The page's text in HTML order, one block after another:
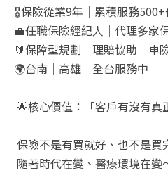
🎖️保險從業9年｜累積服務500+
💼任職保險經紀人｜代理多家
🔰保障型規劃｜理賠協助｜車
🌍台南｜高雄｜全台服務中
🌟核心價值：「客戶有沒有真
保險不是有買就好、也不是買
隨著時代在變、醫療環境在變